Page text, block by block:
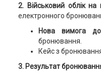
2. Військовий облік на
електронного
Нова вимога
бронювання.
Кейс з бронювання
3. Результат